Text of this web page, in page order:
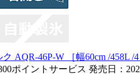
AQR-46P-W ［幅60cm /458L
ポイントサービス 発売日：